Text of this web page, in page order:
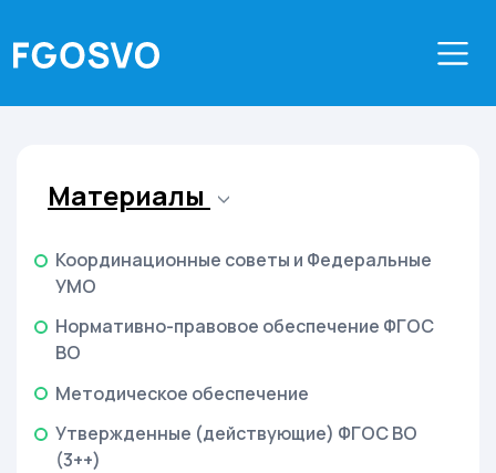
Материалы
Координационные советы и Федеральные
УМО
Нормативно-правовое обеспечение ФГОС
ВО
Методическое обеспечение
Утвержденные (действующие) ФГОС ВО
(3++)